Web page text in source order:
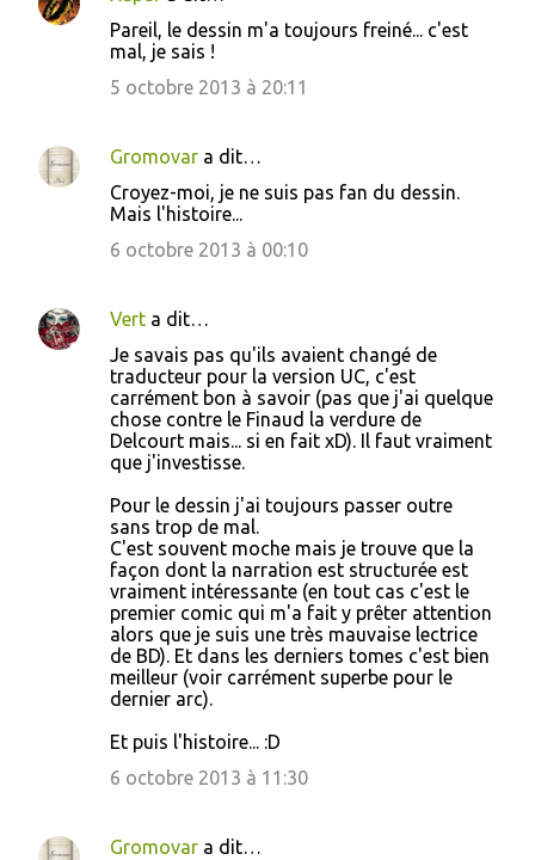
t
s
Pareil, le dessin m'a toujours freiné... c'est
mal, je sais !
5 octobre 2013 à 20:11
Gromovar a dit…
Croyez-moi, je ne suis pas fan du dessin.
Mais l'histoire...
6 octobre 2013 à 00:10
Vert a dit…
Je savais pas qu'ils avaient changé de
traducteur pour la version UC, c'est
carrément bon à savoir (pas que j'ai quelque
chose contre le Finaud la verdure de
Delcourt mais... si en fait xD). Il faut vraiment
que j'investisse.
Pour le dessin j'ai toujours passer outre
sans trop de mal.
C'est souvent moche mais je trouve que la
façon dont la narration est structurée est
vraiment intéressante (en tout cas c'est le
premier comic qui m'a fait y prêter attention
alors que je suis une très mauvaise lectrice
de BD). Et dans les derniers tomes c'est bien
meilleur (voir carrément superbe pour le
dernier arc).
Et puis l'histoire... :D
6 octobre 2013 à 11:30
Gromovar a dit…